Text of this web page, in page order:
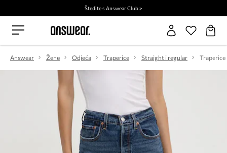
Štedite s Answear Club >
Answear Žene Odjeća Traperice Straight i regular